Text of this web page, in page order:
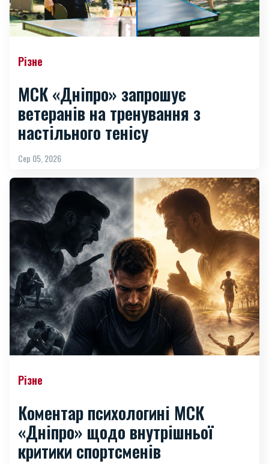
Різне
МСК «Дніпро» запрошує
ветеранів на тренування з
настільного тенісу
Сер 05, 2026
Різне
Коментар психологині МСК
«Дніпро» щодо внутрішньої
критики спортсменів